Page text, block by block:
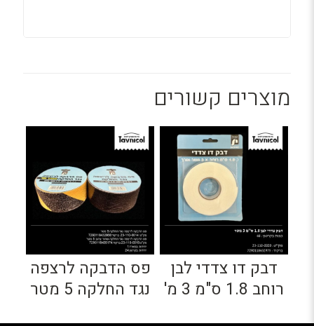
מוצרים קשורים
דבק דו צדדי לבן
רוחב 1.8 ס"מ 3 מ'
פס הדבקה לרצפה
נגד החלקה 5 מטר